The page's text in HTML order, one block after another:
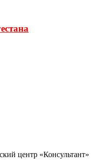
центр «Консультант»